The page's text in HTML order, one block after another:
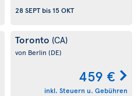
28 SEPTbis 15 OKT
Toronto (CA)
von Berlin (DE)
459 €
inkl. Steuern u. Gebühren